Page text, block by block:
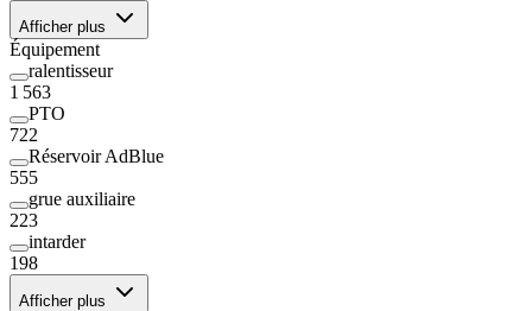
Afficher plus
Équipement
ralentisseur
1 563
PTO
722
Réservoir AdBlue
555
grue auxiliaire
223
intarder
198
Afficher plus